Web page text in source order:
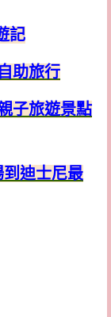
記
助旅行
子旅遊景點
迪士尼最